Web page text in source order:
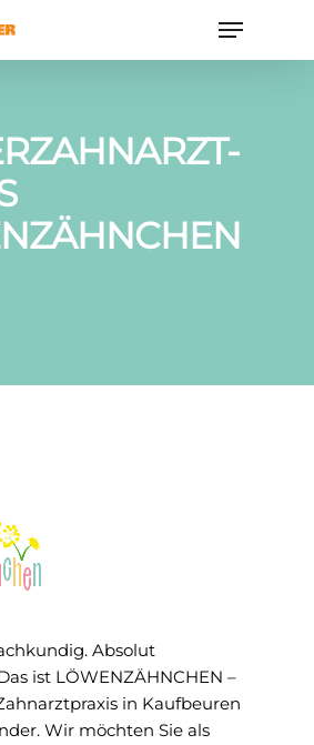
Absolut
ist LÖWENZÄHNCHEN –
in Kaufbeuren
Wir möchten Sie als